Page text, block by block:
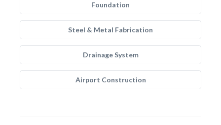
Foundation
Steel & Metal Fabrication
Drainage System
Airport Construction